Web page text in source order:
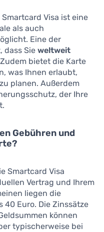
Visa ist eine
als auch
Eine der
dass Sie weltweit
bietet die Karte
was Ihnen erlaubt,
planen. Außerdem
der Ihre
Gebühren und
Smartcard Visa
Vertrag und Ihrem
liegen die
Euro. Die Zinssätze
können
typischerweise bei